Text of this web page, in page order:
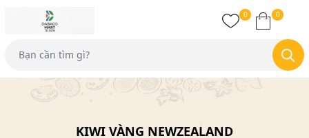
0 0
KIWI VÀNG NEWZEALAND